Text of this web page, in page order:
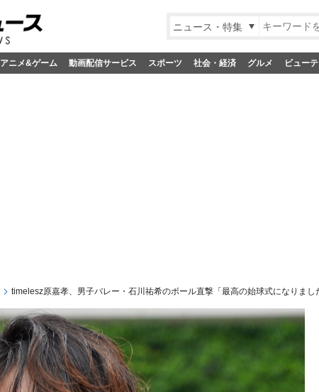
ニュース・特集
アニメ&ゲーム 動画配信サービス スポーツ 社会・経済 グルメ ビューテ
timelesz原嘉孝、男子バレー・石川祐希のボール直撃「最高の始球式になりまし